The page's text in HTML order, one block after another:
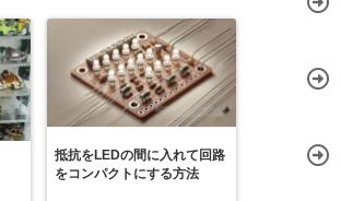
抵抗をLEDの間に入れて回路
をコンパクトにする方法